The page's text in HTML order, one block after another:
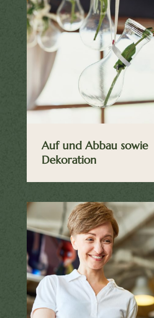
Auf und Abbau sowie
Dekoration